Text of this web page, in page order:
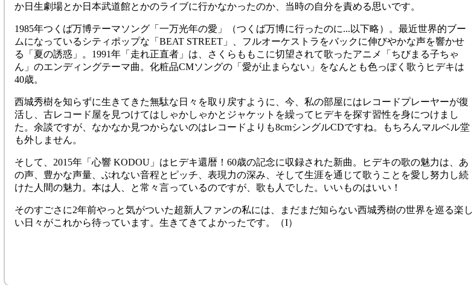
か日生劇場とか日本武道館とかのライブに行かなかったのか、当時の自分を責める思いです。
1985年つくば万博テーマソング「一万光年の愛」（つくば万博に行ったのに...以下略）。最近世界的ブー
ムになっているシティポップな「BEAT STREET」、フルオーケストラをバックに伸びやかな声を響かせ
る「夏の誘惑」。1991年「走れ正直者」は、さくらももこに切望されて歌ったアニメ「ちびまる子ちゃ
ん」のエンディングテーマ曲。化粧品CMソングの「愛が止まらない」をなんとも色っぽく歌うヒデキは
40歳。
西城秀樹を知らずに生きてきた無駄な日々を取り戻すように、今、私の部屋にはレコードプレーヤーが復
活し、古レコード屋を見つけてはしゃかしゃかとジャケットを繰ってヒデキを探す習性を身につけまし
た。余談ですが、なかなか見つからないのはレコードよりも8cmシングルCDですね。もちろんマルベル堂
も外しません。
そして、2015年「心響 KODOU」はヒデキ還暦！60歳の記念に収録された新曲。ヒデキの歌の魅力は、あ
の声、豊かな声量、ぶれない音程とピッチ、表現力の深み、そして生涯を通じて歌うことを愛し努力し続
けた人間の魅力。本は人、と常々言っているのですが、歌も人でした。いいものはいい！
そのすごさに2年前やっと気がついた超新人ファンの私には、まだまだ知らない西城秀樹の世界を巡る楽し
い日々がこれから待っています。生きてきてよかったです。（I）